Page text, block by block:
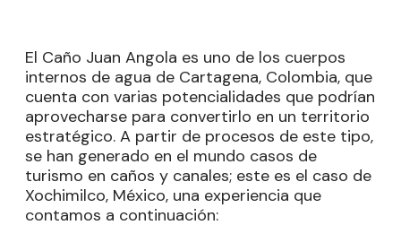
El Caño Juan Angola es uno de los cuerpos
internos de agua de Cartagena, Colombia, que
cuenta con varias potencialidades que podrían
aprovecharse para convertirlo en un territorio
estratégico. A partir de procesos de este tipo,
se han generado en el mundo casos de
turismo en caños y canales; este es el caso de
Xochimilco, México, una experiencia que
contamos a continuación: